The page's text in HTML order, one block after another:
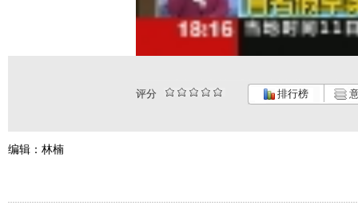
评分 排行榜
编辑：林楠